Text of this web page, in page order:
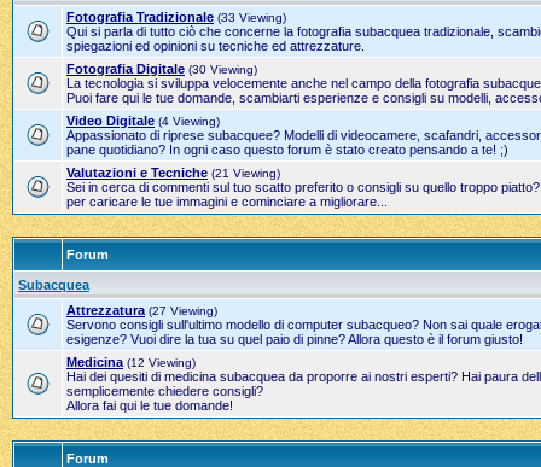
Fotografia Tradizionale (33 Viewing)
Qui si parla di tutto ciò che concerne la fotografia subacquea tradizionale,
spiegazioni ed opinioni su tecniche ed attrezzature.
Fotografia Digitale (30 Viewing)
La tecnologia si sviluppa velocemente anche nel campo della fotografia
Puoi fare qui le tue domande, scambiarti esperienze e consigli su modelli,
Video Digitale (4 Viewing)
Appassionato di riprese subacquee? Modelli di videocamere, scafandri,
pane quotidiano? In ogni caso questo forum è stato creato pensando a te! ;)
Valutazioni e Tecniche (21 Viewing)
Sei in cerca di commenti sul tuo scatto preferito o consigli su quello troppo
per caricare le tue immagini e cominciare a migliorare...
Forum
Subacquea
Attrezzatura (27 Viewing)
Servono consigli sull'ultimo modello di computer subacqueo? Non sai quale
esigenze? Vuoi dire la tua su quel paio di pinne? Allora questo è il forum giusto!
Medicina (12 Viewing)
Hai dei quesiti di medicina subacquea da proporre ai nostri esperti? Hai paura
semplicemente chiedere consigli?
Allora fai qui le tue domande!
Forum